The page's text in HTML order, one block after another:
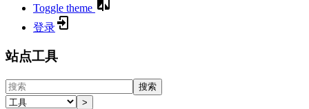
Toggle theme
登录
站点工具
搜索
>